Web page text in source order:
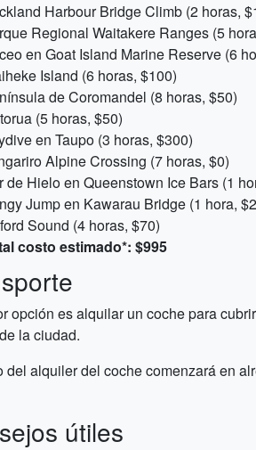
Harbour Bridge Climb (2 horas,
Regional Waitakere Ranges (5
en Goat Island Marine Reserve (6
Island (6 horas, $100)
de Coromandel (8 horas, $50)
(5 horas, $50)
en Taupo (3 horas, $300)
Alpine Crossing (7 horas, $0)
de Hielo en Queenstown Ice Bars (1
Jump en Kawarau Bridge (1 hora,
Sound (4 horas, $70)
costo estimado*: $995
opción es alquilar un coche para
la ciudad.
del alquiler del coche comenzará en
útiles